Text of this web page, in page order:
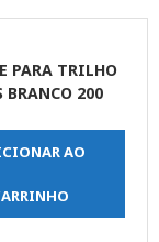
PARA TRILHO
BRANCO 200
AO